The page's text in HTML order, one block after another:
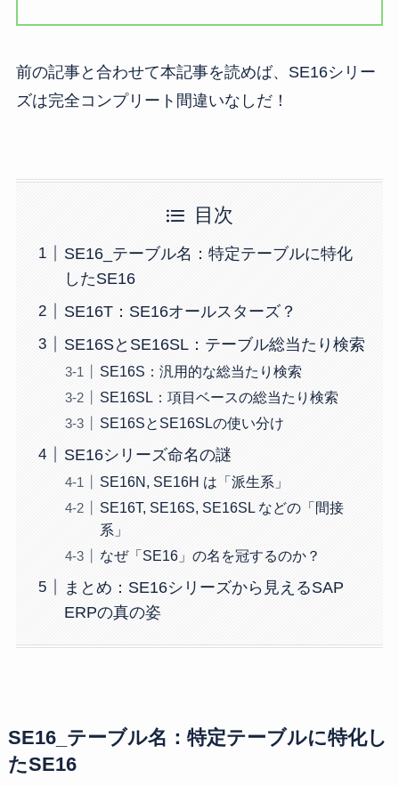
前の記事と合わせて本記事を読めば、SE16シリー
ズは完全コンプリート間違いなしだ！
目次
SE16_テーブル名：特定テーブルに特化
したSE16
SE16T：SE16オールスターズ？
SE16SとSE16SL：テーブル総当たり検索
SE16S：汎用的な総当たり検索
SE16SL：項目ベースの総当たり検索
SE16SとSE16SLの使い分け
SE16シリーズ命名の謎
SE16N, SE16H は「派生系」
SE16T, SE16S, SE16SL などの「間接
系」
なぜ「SE16」の名を冠するのか？
まとめ：SE16シリーズから見えるSAP
ERPの真の姿
SE16_テーブル名：特定テーブルに特化し
たSE16